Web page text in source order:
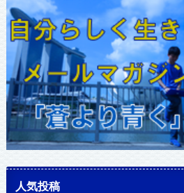
レ
ス
人気投稿